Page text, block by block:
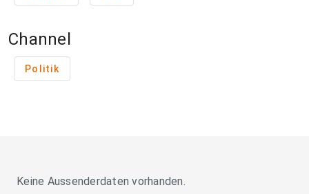
Channel
Politik
Keine Aussenderdaten vorhanden.